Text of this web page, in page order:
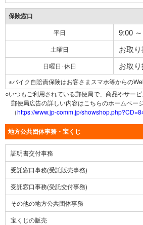
保険窓口
平日 9:00
土曜日 お取
日曜日･休日 お取
※バイク自賠責保険はお客さまスマホ等からの
○いつもご利用されている郵便局で、商品やサー
郵便局広告の詳しい内容はこちらのホームペー
（https://www.jp-comm.jp/
地方公共団体事務・宝くじ
証明書交付事務
受託窓口事務(受託販売事務)
受託窓口事務(受託交付事務)
その他の地方公共団体事務
宝くじの販売